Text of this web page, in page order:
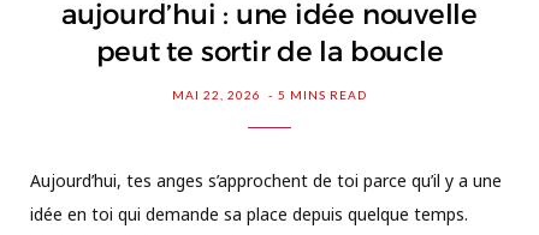
aujourd’hui : une idée nouvelle
peut te sortir de la boucle
MAI 22, 2026 5 MINS READ
Aujourd’hui, tes anges s’approchent de toi parce qu’il y a une
idée en toi qui demande sa place depuis quelque temps.